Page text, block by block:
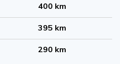
400 km
395 km
290 km